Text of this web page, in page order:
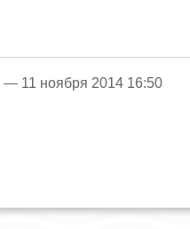
— 11 ноября 2014 16:50